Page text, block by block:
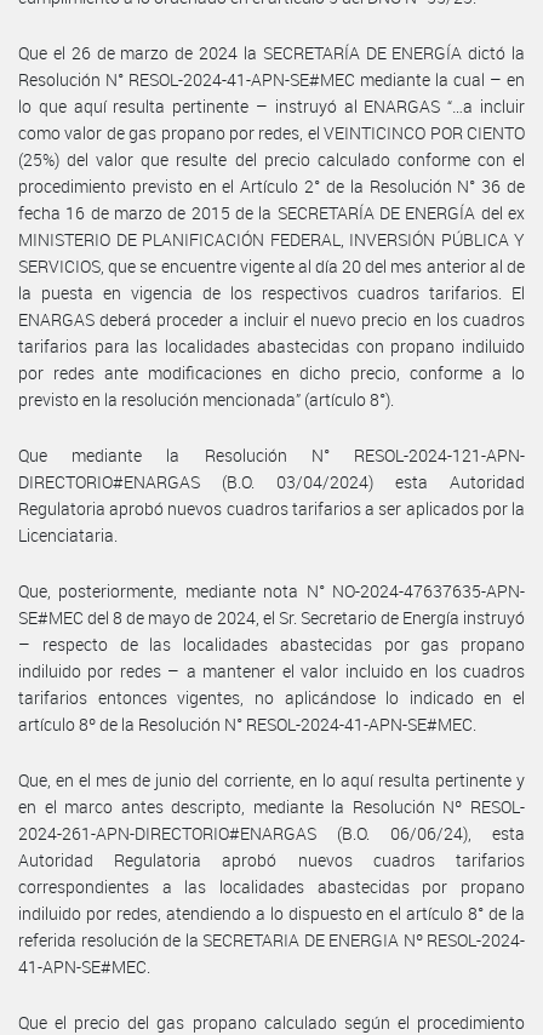
Que el 26 de marzo de 2024 la SECRETARÍA DE ENERGÍA dictó la
Resolución N° RESOL-2024-41-APN-SE#MEC mediante la cual – en
lo que aquí resulta pertinente – instruyó al ENARGAS “…a incluir
como valor de gas propano por redes, el VEINTICINCO POR CIENTO
(25%) del valor que resulte del precio calculado conforme con el
procedimiento previsto en el Artículo 2° de la Resolución N° 36 de
fecha 16 de marzo de 2015 de la SECRETARÍA DE ENERGÍA del ex
MINISTERIO DE PLANIFICACIÓN FEDERAL, INVERSIÓN PÚBLICA Y
SERVICIOS, que se encuentre vigente al día 20 del mes anterior al de
la puesta en vigencia de los respectivos cuadros tarifarios. El
ENARGAS deberá proceder a incluir el nuevo precio en los cuadros
tarifarios para las localidades abastecidas con propano indiluido
por redes ante modificaciones en dicho precio, conforme a lo
previsto en la resolución mencionada” (artículo 8°).
Que mediante la Resolución N° RESOL-2024-121-APN-
DIRECTORIO#ENARGAS (B.O. 03/04/2024) esta Autoridad
Regulatoria aprobó nuevos cuadros tarifarios a ser aplicados por la
Licenciataria.
Que, posteriormente, mediante nota N° NO-2024-47637635-APN-
SE#MEC del 8 de mayo de 2024, el Sr. Secretario de Energía instruyó
– respecto de las localidades abastecidas por gas propano
indiluido por redes – a mantener el valor incluido en los cuadros
tarifarios entonces vigentes, no aplicándose lo indicado en el
artículo 8º de la Resolución N° RESOL-2024-41-APN-SE#MEC.
Que, en el mes de junio del corriente, en lo aquí resulta pertinente y
en el marco antes descripto, mediante la Resolución Nº RESOL-
2024-261-APN-DIRECTORIO#ENARGAS (B.O. 06/06/24), esta
Autoridad Regulatoria aprobó nuevos cuadros tarifarios
correspondientes a las localidades abastecidas por propano
indiluido por redes, atendiendo a lo dispuesto en el artículo 8° de la
referida resolución de la SECRETARIA DE ENERGIA Nº RESOL-2024-
41-APN-SE#MEC.
Que el precio del gas propano calculado según el procedimiento